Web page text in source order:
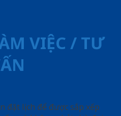
VIỆC / TƯ
đặt lịch để được sắp xếp